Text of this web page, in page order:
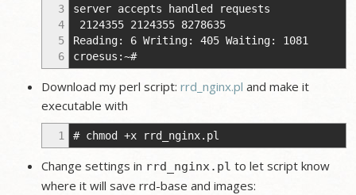
3
4
5
6
server accepts handled requests
2124355 2124355 8278635
Reading: 6 Writing: 405 Waiting: 1081
croesus:~#
Download my perl script:rrd_nginx.pl and make it
executable with
1 # chmod +x rrd_nginx.pl
Change settings in rrd_nginx.pl to let script know
where it will save rrd-base and images: